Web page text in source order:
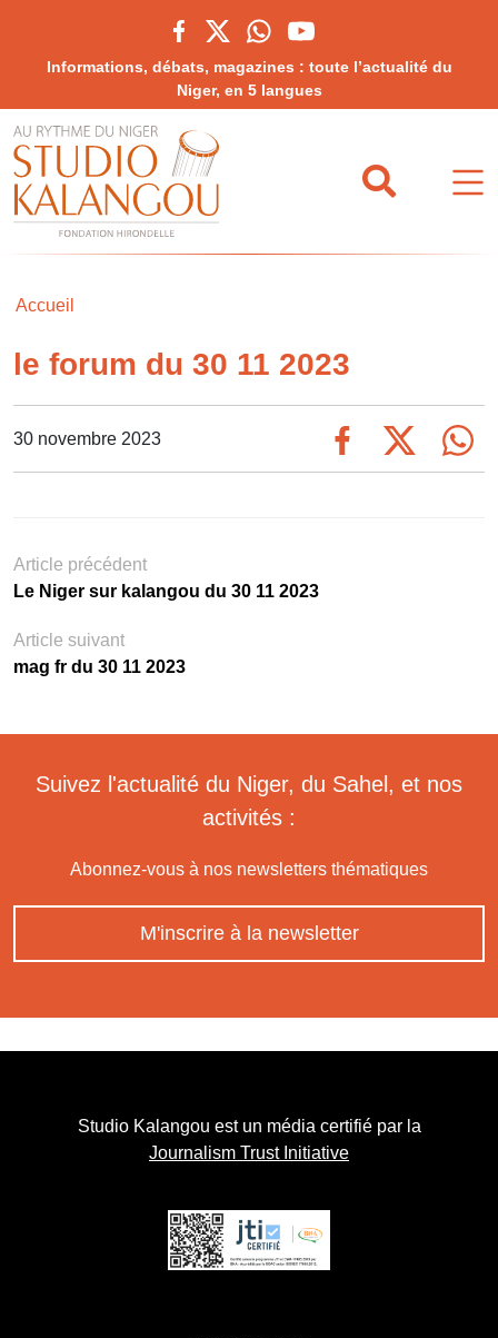
Informations, débats, magazines : toute l’actualité du
Niger, en 5 langues
Accueil
le forum du 30 11 2023
30 novembre 2023
Article précédent
Le Niger sur kalangou du 30 11 2023
Article suivant
mag fr du 30 11 2023
Suivez l'actualité du Niger, du Sahel, et nos
activités :
Abonnez-vous à nos newsletters thématiques
M'inscrire à la newsletter
Studio Kalangou est un média certifié par la
Journalism Trust Initiative